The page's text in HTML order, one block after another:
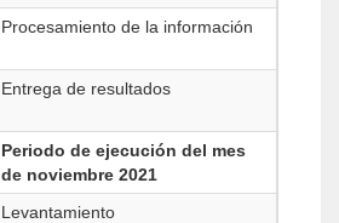
Procesamiento de la información
Entrega de resultados
Periodo de ejecución del mes
de noviembre 2021
Levantamiento